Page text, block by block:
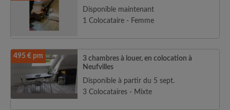
Disponible maintenant
1 Colocataire - Femme
495 € pm
3 chambres à louer, en colocation à
Neufvilles
Disponible à partir du 5 sept.
3 Colocataires - Mixte